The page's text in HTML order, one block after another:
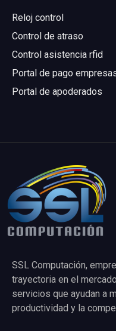
Reloj control
Control de atraso
Control asistencia rfid
Portal de pago
Portal de apoderados
SSL Computación,
trayectoria en el
servicios que ayudan a
productividad y la